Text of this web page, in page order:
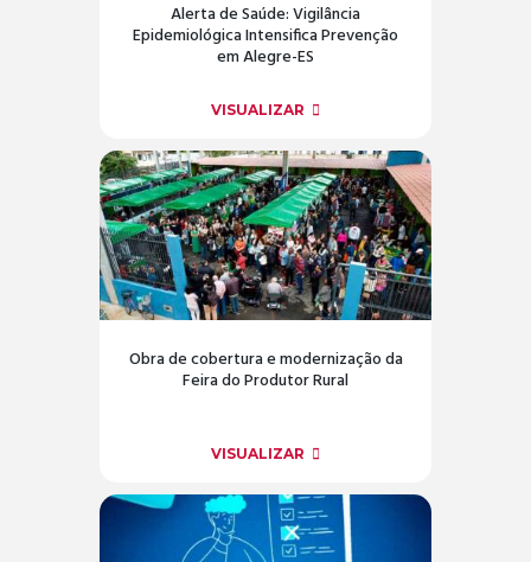
Alerta de Saúde: Vigilância
Epidemiológica Intensifica Prevenção
em Alegre-ES
VISUALIZAR
Obra de cobertura e modernização da
Feira do Produtor Rural
VISUALIZAR